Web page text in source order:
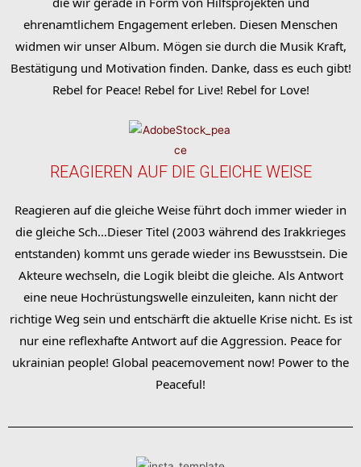
ehrenamtlichem Engagement erleben. Diesen Menschen
widmen wir unser Album. Mögen sie durch die Musik Kraft,
Bestätigung und Motivation finden. Danke, dass es euch gibt!
Rebel for Peace! Rebel for Live! Rebel for Love!
REAGIEREN AUF DIE GLEICHE WEISE
Reagieren auf die gleiche Weise führt doch immer wieder in
die gleiche Sch…Dieser Titel (2003 während des Irakkrieges
entstanden) kommt uns gerade wieder ins Bewusstsein. Die
Akteure wechseln, die Logik bleibt die gleiche. Als Antwort
eine neue Hochrüstungswelle einzuleiten, kann nicht der
richtige Weg sein und entschärft die aktuelle Krise nicht. Es ist
nur eine reflexhafte Antwort auf die Aggression. Peace for
ukrainian people! Global peacemovement now! Power to the
Peaceful!